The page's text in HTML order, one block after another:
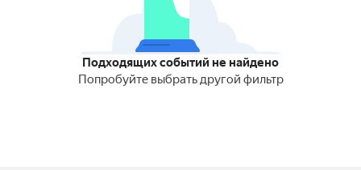
Подходящих событий не найдено
Попробуйте выбрать другой фильтр